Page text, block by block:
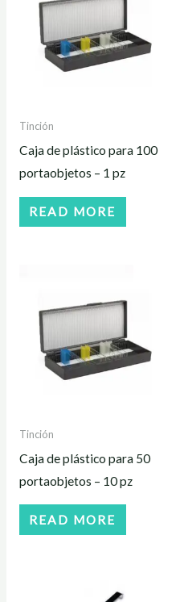
Tinción
Caja de plástico para 100
portaobjetos – 1 pz
READ MORE
Tinción
Caja de plástico para 50
portaobjetos – 10 pz
READ MORE